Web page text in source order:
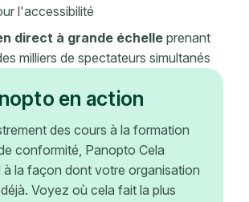
l'accessibilité
direct à grande échelle prenant
milliers de spectateurs simultanés
en action
des cours à la formation
conformité, Panopto Cela
la façon dont votre organisation
Voyez où cela fait la plus